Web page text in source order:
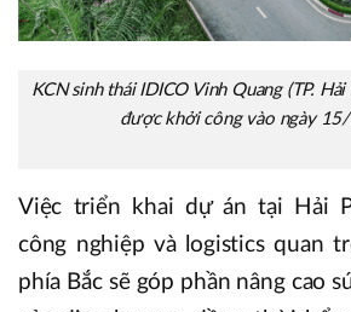
KCN sinh thái IDICO Vinh Quang (TP.
được khởi công vào ngày
Việc triển khai dự án tại Hải
công nghiệp và logistics quan
phía Bắc sẽ góp phần nâng cao